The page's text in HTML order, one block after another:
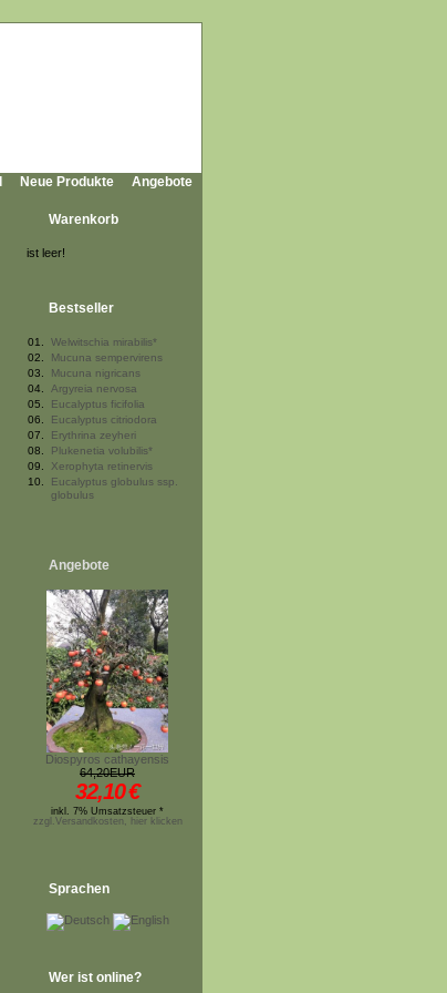
Neue Produkte Angebote
Warenkorb
ist leer!
Bestseller
01.
Welwitschia mirabilis*
02.
Mucuna sempervirens
03.
Mucuna nigricans
04.
Argyreia nervosa
05.
Eucalyptus ficifolia
06.
Eucalyptus citriodora
07.
Erythrina zeyheri
08.
Plukenetia volubilis*
09.
Xerophyta retinervis
10.
Eucalyptus globulus ssp.
globulus
Angebote
Diospyros cathayensis
64,20EUR
32,10€
inkl. 7% Umsatzsteuer *
zzgl.Versandkosten, hier klicken
Sprachen
Wer ist online?